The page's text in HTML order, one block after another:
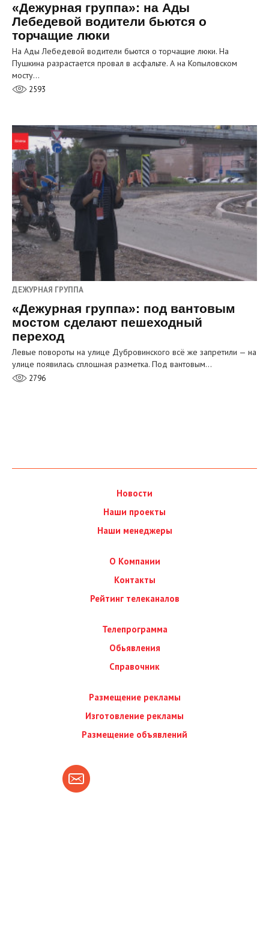
«Дежурная группа»: на Ады
Лебедевой водители бьются о
торчащие люки
На Ады Лебедевой водители бьются о торчащие люки. На
Пушкина разрастается провал в асфальте. А на Копыловском
мосту…
2593
ДЕЖУРНАЯ ГРУППА
«Дежурная группа»: под вантовым
мостом сделают пешеходный
переход
Левые повороты на улице Дубровинского всё же запретили — на
улице появилась сплошная разметка. Под вантовым…
2796
Новости
Наши проекты
Наши менеджеры
О Компании
Контакты
Рейтинг телеканалов
Телепрограмма
Обьявления
Справочник
Размещение рекламы
Изготовление рекламы
Размещение объявлений